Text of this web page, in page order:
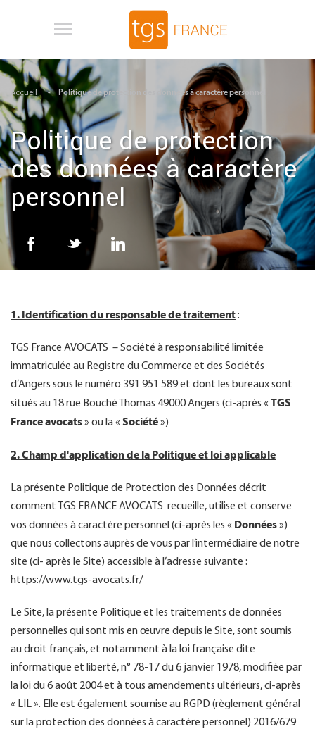
Aller au contenu principal
FR
Accueil Politique de protection des données à caractère personnel
Politique de protection
des données à caractère
personnel
1. Identification du responsablede traitement:
TGS France AVOCATS – Société à responsabilité limitée
immatriculée au Registre du Commerce et des Sociétés
d’Angers sous le numéro 391 951 589 et dont les bureaux sont
situés au 18 rue Bouché Thomas 49000 Angers (ci-après « TGS
France avocats» ou la « Société»)
2. Champ d'application de la Politique et loi applicable
La présente Politique de Protection des Données décrit
comment TGS FRANCE AVOCATS recueille, utilise et conserve
vos données à caractère personnel (ci-après les « Données»)
que nous collectons auprès de vous par l’intermédiaire de notre
site (ci- après le Site) accessible à l’adresse suivante :
https://www.tgs-avocats.fr/
Le Site, la présente Politique et les traitements de données
personnelles qui sont mis en œuvre depuis le Site, sont soumis
au droit français, et notamment à la loi française dite
informatique et liberté, n° 78-17 du 6 janvier 1978, modifiée par
la loi du 6 août 2004 et à tous amendements ultérieurs, ci-après
« LIL ». Elle est également soumise au RGPD (règlement général
sur la protection des données à caractère personnel) 2016/679